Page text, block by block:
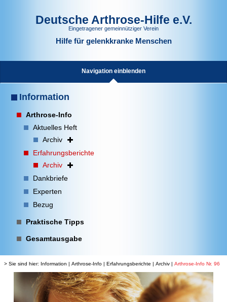
Deutsche Arthrose-Hilfe e.V.
Eingetragener gemeinnütziger Verein
Hilfe für gelenkkranke Menschen
Navigation einblenden
Information
Arthrose-Info
Aktuelles Heft
Archiv
Erfahrungsberichte
Archiv
Dankbriefe
Experten
Bezug
Praktische Tipps
Gesamtausgabe
> Sie sind hier: Information | Arthrose-Info | Erfahrungsberichte | Archiv | Arthrose-Info Nr. 96